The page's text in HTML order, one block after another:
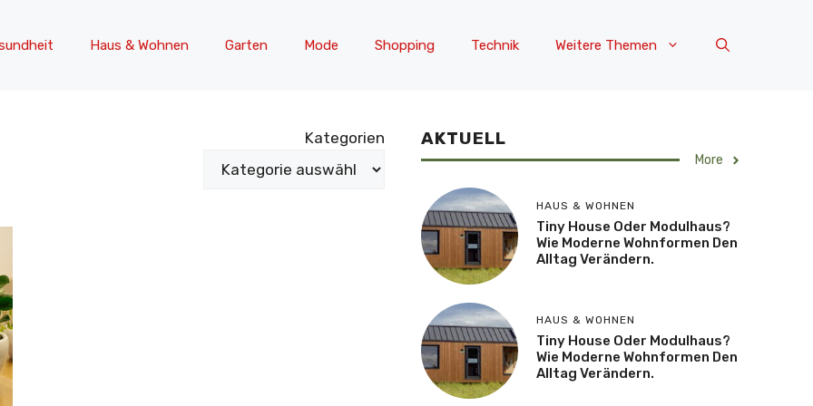
Haus & Wohnen Garten Mode Shopping Technik Weitere Themen
Kategorien AKTUELL
More
HAUS & WOHNEN
Tiny House Oder Modulhaus?
Wie Moderne Wohnformen Den
Alltag Verändern.
HAUS & WOHNEN
Tiny House Oder Modulhaus?
Wie Moderne Wohnformen Den
Alltag Verändern.